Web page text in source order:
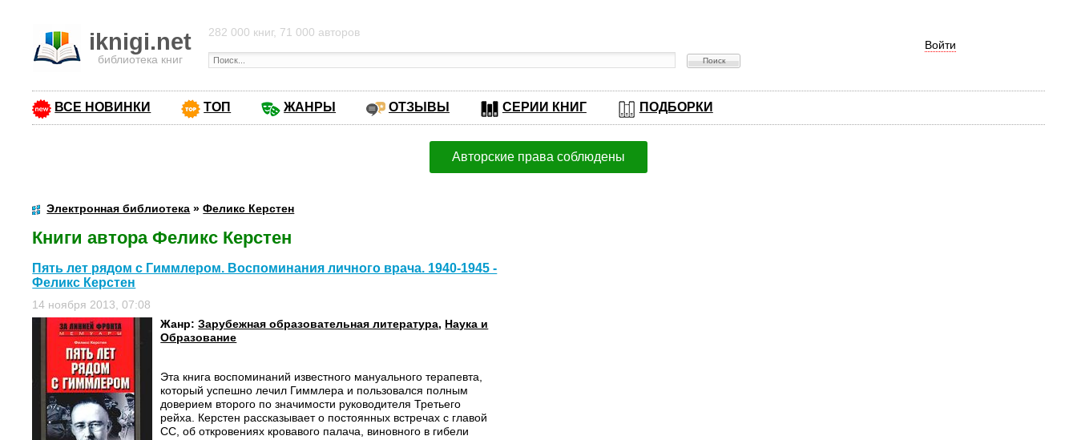
iknigi.net
библиотека книг
Войти
282 000 книг, 71 000 авторов
ВСЕ НОВИНКИ ТОП ЖАНРЫ ОТЗЫВЫ СЕРИИ КНИГ ПОДБОРКИ
Авторские права соблюдены
Электронная библиотека »Феликс Керстен
Книги автора Феликс Керстен
Пять лет рядом с Гиммлером. Воспоминания личного врача. 1940-1945 -
Феликс Керстен
14 ноября 2013, 07:08
Жанр:Зарубежная образовательная литература, Наука и
Образование
Эта книга воспоминаний известного мануального терапевта,
который успешно лечил Гиммлера и пользовался полным
доверием второго по значимости руководителя Третьего
рейха. Керстен рассказывает о постоянных встречах с главой
СС, об откровениях кровавого палача, виновного в гибели